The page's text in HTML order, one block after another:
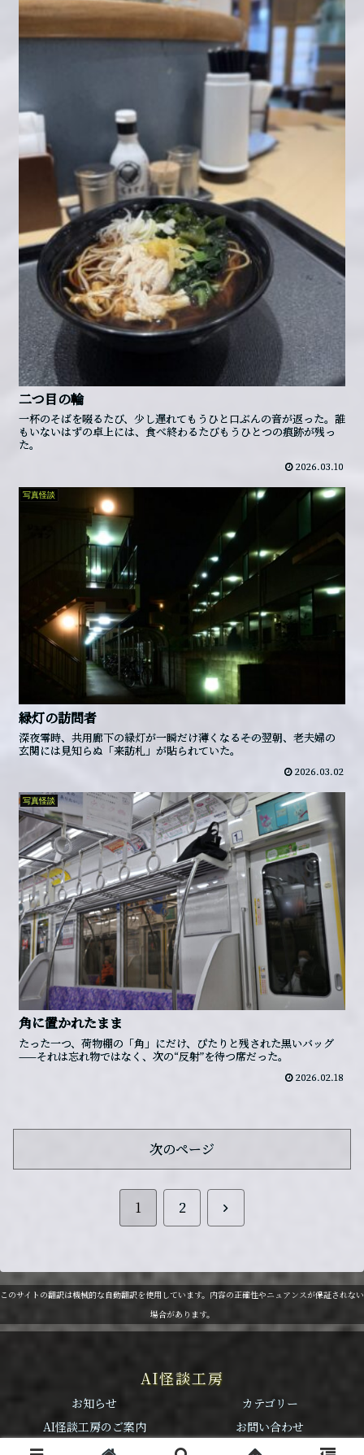
二つ目の輪
一杯のそばを啜るたび、少し遅れてもうひと口ぶんの音が返った。誰
もいないはずの卓上には、食べ終わるたびもうひとつの痕跡が残っ
た。
2026.03.10
写真怪談
緑灯の訪問者
深夜零時、共用廊下の緑灯が一瞬だけ薄くなる――その翌朝、老夫婦の
玄関には見知らぬ「来訪札」が貼られていた。
2026.03.02
写真怪談
角に置かれたまま
たった一つ、荷物棚の「角」にだけ、ぴたりと残された黒いバッグ
——それは忘れ物ではなく、次の“反射”を待つ席だった。
2026.02.18
次のページ
1 2
次
このサイトの翻訳は機械的な自動翻訳を使用しています。内容の正確性やニュアンスが保証されない
場合があります。
AI怪談工房
お知らせ
カテゴリー
AI怪談工房のご案内
お問い合わせ